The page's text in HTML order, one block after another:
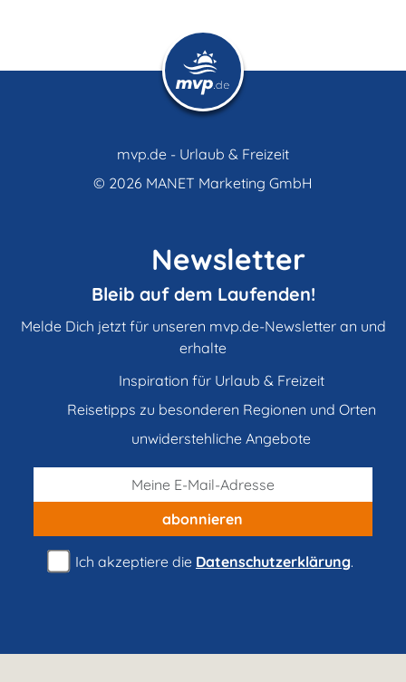
mvp.de - Urlaub & Freizeit
© 2026 MANET Marketing GmbH
Newsletter
Bleib auf dem Laufenden!
Melde Dich jetzt für unseren mvp.de-Newsletter an und
erhalte
Inspiration für Urlaub & Freizeit
Reisetipps zu besonderen Regionen und Orten
unwiderstehliche Angebote
abonnieren
Ich akzeptiere die Datenschutzerklärung.